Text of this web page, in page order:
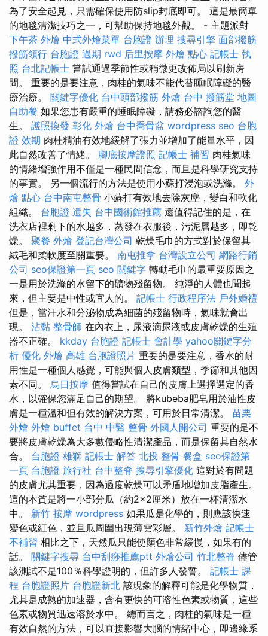
為了安全起見，只需確保使用防slip封底即可。 這是最簡單
的地毯清潔技巧之一，可幫助保持地毯外觀。 - 主題派對
下午茶 外燴 中式外燴菜單 台胞證 辦理 搜尋引擎 面部撥筋
撥筋領行 台胞證 過期 rwd 后里按摩 外燴 點心 記帳士 執
照 台北記帳士 嘗試通過季節性或稍微更改佈局以刷新房
間。 重要的是要注意，肉桂的氣味不能代替睡眠障礙的醫
療治療。 關鍵字優化 台中頭部撥筋 外燴 台中 撥筋堂 地圖
自助餐 如果您患有嚴重的睡眠障礙，請務必諮詢您的醫
生。 護照換發 彰化 外燴 台中喬骨盆 wordpress seo 台胞
證 效期 肉桂精油有效地緩解了張力並增加了能量水平，因
此自然改善了情緒。 腳底按摩證照 記帳士 補習 肉桂氣味
的情緒增強作用不僅是一種民間信念，而且是科學研究支持
的事實。 另一個流行的方法是使用小蘇打浸泡或洗滌。 外
燴 點心 台中南屯整骨 小蘇打有效地去除灰塵，變白和軟化
組織。 台胞證 遺失 台中國術館推薦 還值得記住的是，在
洗衣店裡剩下的水越多，蒸發在衣服後，污泥層越多，即乾
燥。 聚餐 外燴 登記台灣公司 乾燥毛巾的方式對於保留其
絨毛和柔軟度至關重要。 南屯推拿 台灣設立公司 網路行銷
公司 seo保證第一頁 seo 關鍵字 轉動毛巾的最重要原因之
一是用於洗滌的水留下的礦物殘留物。 純淨的人體也聞起
來，但主要是中性或宜人的。 記帳士 行政程序法 戶外婚禮
但是，當汗水和分泌物成為細菌的殘留物時，氣味就會出
現。 沾黏 整骨師 在內衣上，尿液滴尿液或皮膚乾燥的生殖
器不正確。 kkday 台胞證 記帳士 會計學 yahoo關鍵字分
析 優化 外燴 高雄 台胞證照片 重要的是要注意，香水的耐
用性是一種個人感覺，可能與個人皮膚類型，季節和其他因
素不同。 烏日按摩 值得嘗試在自己的皮膚上選擇選定的香
水，以確保您滿足自己的期望。 將kubeba肥皂用於油性皮
膚是一種溫和但有效的解決方案，可用於日常清潔。 苗栗
外燴 外燴 buffet 台中 中醫 整骨 外國人開公司 重要的是不
要將皮膚乾燥為大多數侵略性清潔產品，而是保留其自然水
合。 台胞證 雄獅 記帳士 解答 北投 整骨 餐盒 seo保證第
一頁 台胞證 旅行社 台中整脊 搜尋引擎優化 這對於有問題
的皮膚尤其重要，因為過度乾燥可以矛盾地增加皮脂產生。
這的本質是將一小部分瓜（約2×2厘米）放在一杯清潔水
中。 新竹 按摩 wordpress 如果瓜是化學的，則應該快速
變色或紅色，並且瓜周圍出現薄雲彩層。 新竹外燴 記帳士
不補習 相比之下，天然瓜只能使顏色非常緩慢，如果有的
話。 關鍵字搜尋 台中刮痧推薦ptt 外燴公司 竹北整脊 儘管
該測試不是100％科學證明的，但許多人發誓。 記帳士 課
程 台胞證照片 台胞證新北 該現象的解釋可能是化學物質，
尤其是成熟的加速器，含有更快的可溶性色素或物質，這些
色素或物質迅速溶於水中。 總而言之，肉桂的氣味是一種
有效自然的方法，可以直接影響大腦的情緒中心，即邊緣系